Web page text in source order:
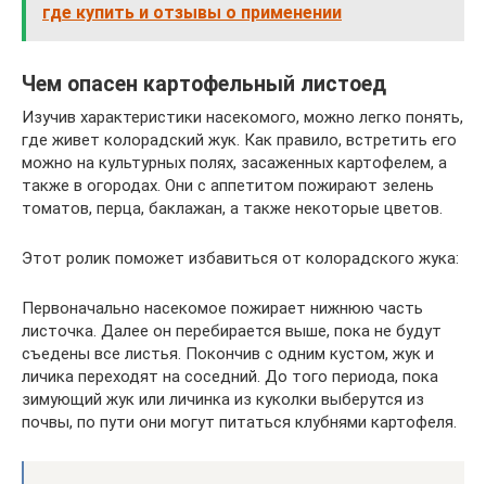
где купить и отзывы о применении
Чем опасен картофельный листоед
Изучив характеристики насекомого, можно легко понять,
где живет колорадский жук. Как правило, встретить его
можно на культурных полях, засаженных картофелем, а
также в огородах. Они с аппетитом пожирают зелень
томатов, перца, баклажан, а также некоторые цветов.
Этот ролик поможет избавиться от колорадского жука:
Первоначально насекомое пожирает нижнюю часть
листочка. Далее он перебирается выше, пока не будут
съедены все листья. Покончив с одним кустом, жук и
личика переходят на соседний. До того периода, пока
зимующий жук или личинка из куколки выберутся из
почвы, по пути они могут питаться клубнями картофеля.